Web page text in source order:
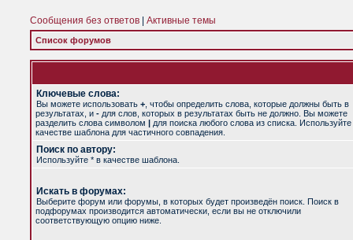
Сообщения без ответов Активные темы
Список форумов
Ключевые слова:
Вы можете использовать + , чтобы определить слова, которые должны быть в
результатах, и - для слов, которых в результатах быть не должно. Вы можете
разделить слова символом | для поиска любого слова из списка. Используйте
качестве шаблона для частичного совпадения.
Поиск по автору:
Используйте * в качестве шаблона.
Искать в форумах:
Выберите форум или форумы, в которых будет произведён поиск. Поиск в
подфорумах производится автоматически, если вы не отключили
соответствующую опцию ниже.